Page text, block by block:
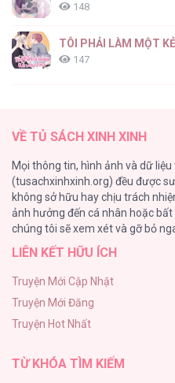
148
TÔI PHẢI LÀM MỘT
147
116
Làm vị cứu tinh thật
113
|END| Định Tên Mối
Phạm Luật
106
VỀ TỦ SÁCH XINH XINH
Mọi thông tin, hình ảnh và dữ
(tusachxinhxinh.org) đều được
không sở hữu hay chịu trách
ảnh hưởng đến cá nhân hoặc
chúng tôi sẽ xem xét và gỡ bỏ
LIÊN KẾT HỮU ÍCH
Truyện Mới Cập Nhật
Truyện Mới Đăng
Truyện Hot Nhất
TỪ KHÓA TÌM KIẾM